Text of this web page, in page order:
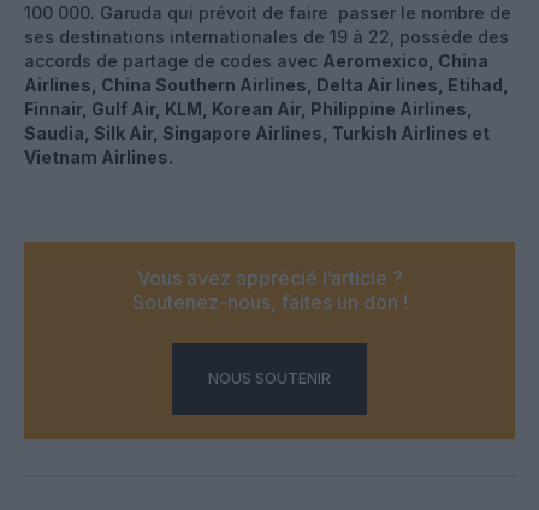
100 000. Garuda qui prévoit de faire passer le nombre de
ses destinations internationales de 19 à 22, possède des
accords de partage de codes avec Aeromexico, China
Airlines, China Southern Airlines, Delta Air lines, Etihad,
Finnair, Gulf Air, KLM, Korean Air, Philippine Airlines,
Saudia, Silk Air, Singapore Airlines, Turkish Airlines et
Vietnam Airlines.
Vous avez apprécié l’article ?
Soutenez-nous, faites un don !
NOUS SOUTENIR